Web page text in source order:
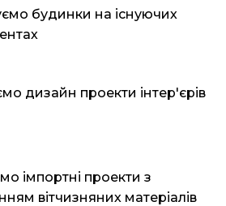
будинки на існуючих
дизайн проекти інтер'єрів
імпортні проекти з
вітчизняних матеріалів